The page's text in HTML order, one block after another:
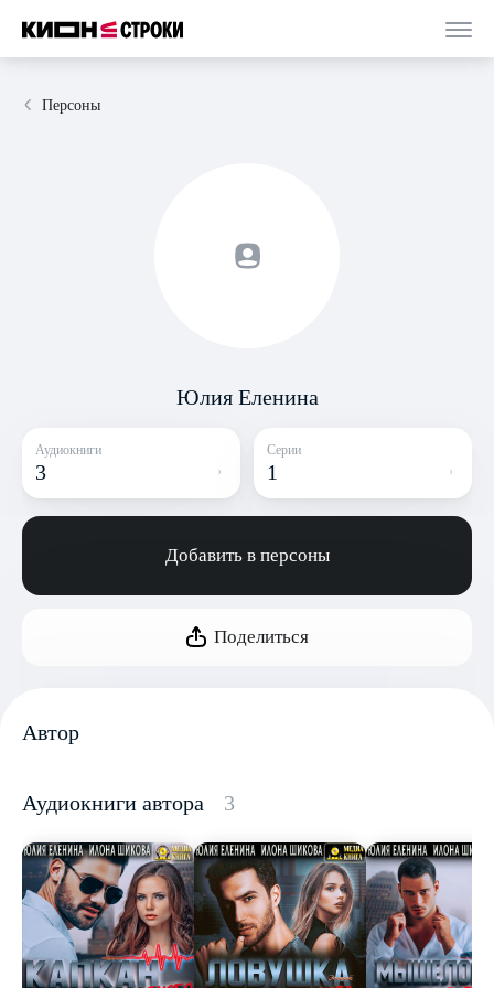
Персоны
Юлия Еленина
Аудиокниги
3
Серии
1
Добавить в персоны
Поделиться
Автор
Аудиокниги автора 3